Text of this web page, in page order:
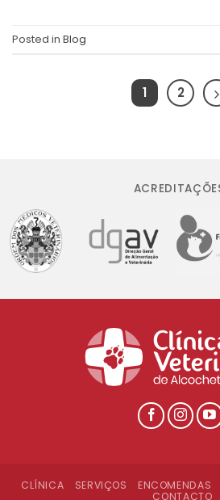
Posted in Blog
1 2
CLÍNICA SERVIÇOS ENCOMENDAS
CONTACTO